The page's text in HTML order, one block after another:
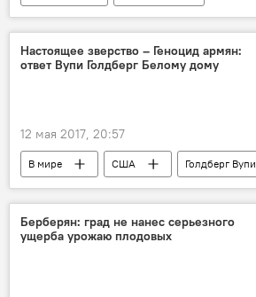
Настоящее зверство – Геноцид армян:
ответ Вупи Голдберг Белому дому
12 мая 2017, 20:57
В мире США
Голдберг Вупи
геноцид
эфир
заявление
актриса
Берберян: град не нанес серьезного
ущерба урожаю плодовых